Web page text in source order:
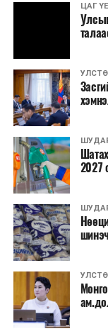
зогсоолуудыг
сууцны шинэ
зэрэгцээ ажлын
бизнесийн үйл
хөрөнгийн үнэ
үр нөлөө
Трамвай нь
ашиглалтын
ялгаруулахгүй.
багтаамжийн
хөдөлгөөний
болон бусад
холбогдолтой.
Түгжрэлээс
тооцоход нэг
түгжрэлд
зарцуулдаг
8,238.6 төгрөг,
ЦАГ ҮЕ
2027